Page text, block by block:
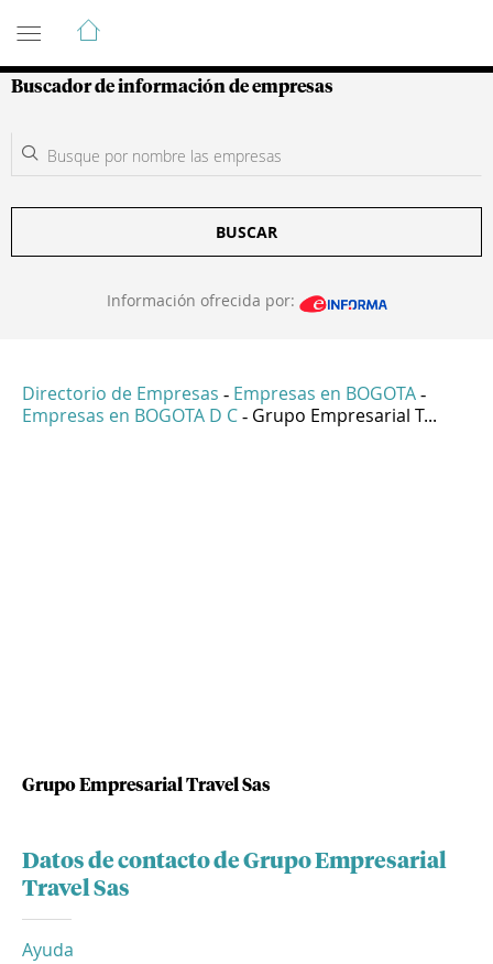
Guía de Empresas Colombianas
Buscador de información de empresas
BUSCAR
Información ofrecida por:
Directorio de Empresas - Empresas en BOGOTA -
Empresas en BOGOTA D C - Grupo Empresarial T...
Grupo Empresarial Travel Sas
Datos de contacto de Grupo Empresarial
Travel Sas
Ayuda